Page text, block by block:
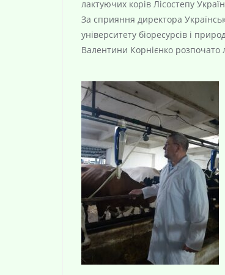
лактуючих корів Лісостепу
За сприяння директора
університету біоресурсів і
Валентини Корнієнко розпочато